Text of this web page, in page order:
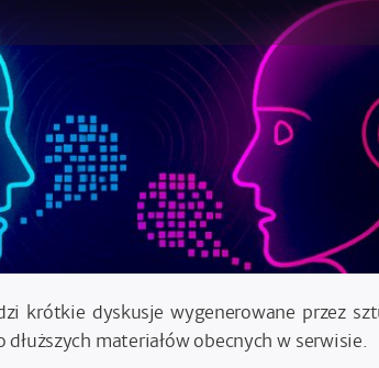
krótkie dyskusje wygenerowane przez
materiałów obecnych w serwisie.